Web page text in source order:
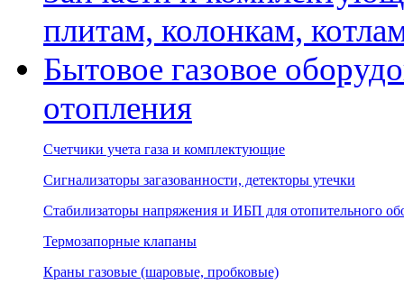
плитам, колонкам,
Бытовое газовое
отопления
Счетчики учета газа и комплектующие
Сигнализаторы загазованности, детекторы утечки
Стабилизаторы напряжения и ИБП для отопительного
Термозапорные клапаны
Краны газовые (шаровые, пробковые)